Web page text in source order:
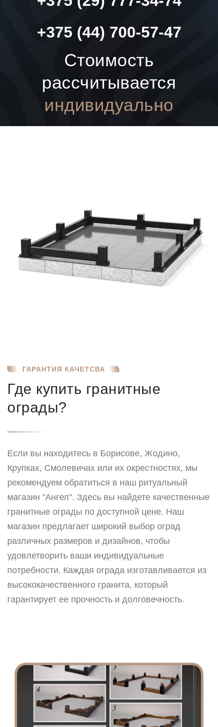
+375 (44) 700-57-47
Стоимость
рассчитывается
индивидуально
ГАРАНТИЯ КАЧЕТСВА
Где купить гранитные
ограды?
Если вы находитесь в Борисове, Жодино,
Крупках, Смолевичах или их окрестностях, мы
рекомендуем обратиться в наш ритуальный
магазин "Ангел". Здесь вы найдете качественные
гранитные ограды по доступной цене. Наш
магазин предлагает широкий выбор оград
различных размеров и дизайнов, чтобы
удовлетворить ваши индивидуальные
потребности. Каждая ограда изготавливается из
высококачественного гранита, который
гарантирует ее прочность и долговечность.